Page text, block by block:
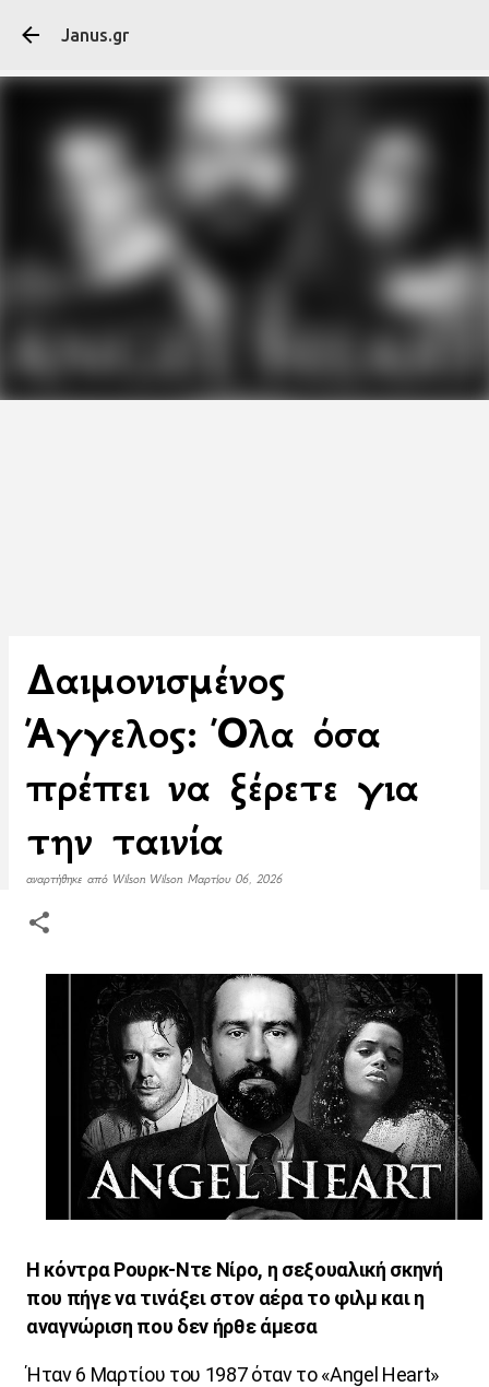
Janus.gr
Δαιμονισμένος
Άγγελος: Όλα όσα
πρέπει να ξέρετε για
την ταινία
αναρτήθηκε από Wilson Wilson Μαρτίου 06, 2026
Η κόντρα Ρουρκ-Ντε Νίρο, η σεξουαλική σκηνή
που πήγε να τινάξει στον αέρα το φιλμ και η
αναγνώριση που δεν ήρθε άμεσα
Ήταν 6 Μαρτίου του 1987 όταν το «Angel Heart»